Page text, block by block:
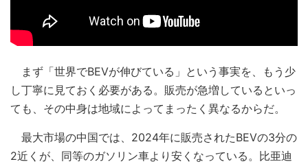
まず「世界でBEVが伸びている」という事実を、もう少
し丁寧に見ておく必要がある。販売が急増しているといっ
ても、その中身は地域によってまったく異なるからだ。
最大市場の中国では、2024年に販売されたBEVの3分の
2近くが、同等のガソリン車より安くなっている。比亜迪